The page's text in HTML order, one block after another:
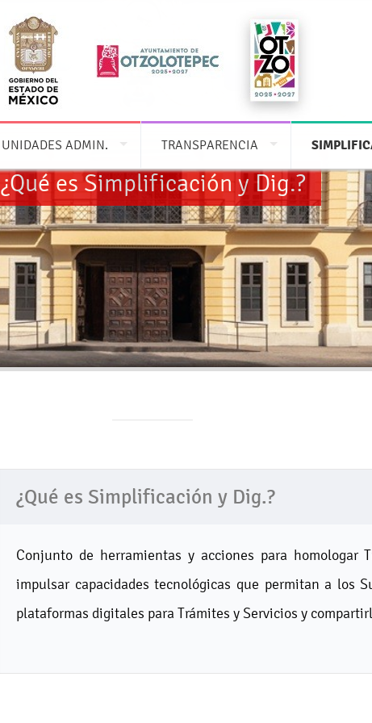
UNIDADES ADMIN. TRANSPARENCIA
¿Qué es Simplificación y Dig.?
¿Qué es Simplificación y Dig.?
Conjunto de herramientas y acciones para homologar
impulsar capacidades tecnológicas que permitan a los
plataformas digitales para Trámites y Servicios y